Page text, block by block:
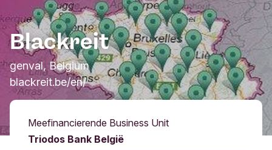
Blackreit
genval, Belgium
blackreit.be/en/
Meefinancierende Business Unit
Triodos Bank België